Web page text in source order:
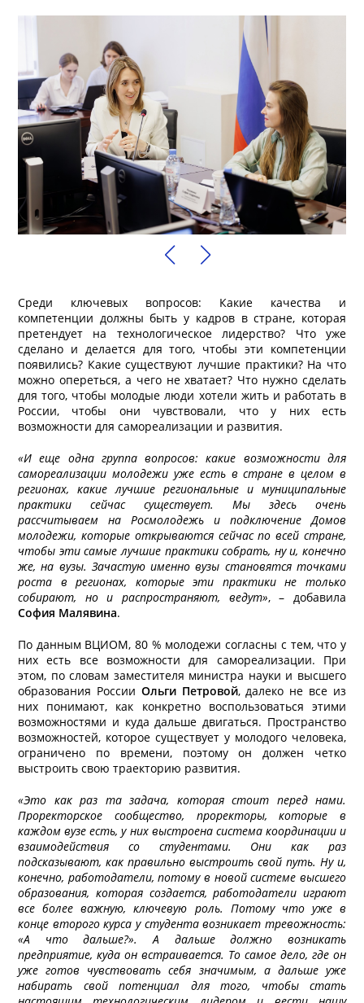
Среди ключевых вопросов: Какие качества и
компетенции должны быть у кадров в стране, которая
претендует на технологическое лидерство? Что уже
сделано и делается для того, чтобы эти компетенции
появились? Какие существуют лучшие практики? На что
можно опереться, а чего не хватает? Что нужно сделать
для того, чтобы молодые люди хотели жить и работать в
России, чтобы они чувствовали, что у них есть
возможности для самореализации и развития.
«И еще одна группа вопросов: какие возможности для
самореализации молодежи уже есть в стране в целом в
регионах, какие лучшие региональные и муниципальные
практики сейчас существует. Мы здесь очень
рассчитываем на Росмолодежь и подключение Домов
молодежи, которые открываются сейчас по всей стране,
чтобы эти самые лучшие практики собрать, ну и, конечно
же, на вузы. Зачастую именно вузы становятся точками
роста в регионах, которые эти практики не только
собирают, но и распространяют, ведут», – добавила
София Малявина.
По данным ВЦИОМ, 80 % молодежи согласны с тем, что у
них есть все возможности для самореализации. При
этом, по словам заместителя министра науки и высшего
образования России Ольги Петровой, далеко не все из
них понимают, как конкретно воспользоваться этими
возможностями и куда дальше двигаться. Пространство
возможностей, которое существует у молодого человека,
ограничено по времени, поэтому он должен четко
выстроить свою траекторию развития.
«Это как раз та задача, которая стоит перед нами.
Проректорское сообщество, проректоры, которые в
каждом вузе есть, у них выстроена система координации и
взаимодействия со студентами. Они как раз
подсказывают, как правильно выстроить свой путь. Ну и,
конечно, работодатели, потому в новой системе высшего
образования, которая создается, работодатели играют
все более важную, ключевую роль. Потому что уже в
конце второго курса у студента возникает тревожность:
«А что дальше?». А дальше должно возникать
предприятие, куда он встраивается. То самое дело, где он
уже готов чувствовать себя значимым, а дальше уже
набирать свой потенциал для того, чтобы стать